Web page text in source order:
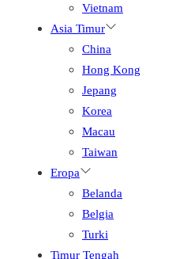
Vietnam
Asia Timur
China
Hong Kong
Jepang
Korea
Macau
Taiwan
Eropa
Belanda
Belgia
Turki
Timur Tengah